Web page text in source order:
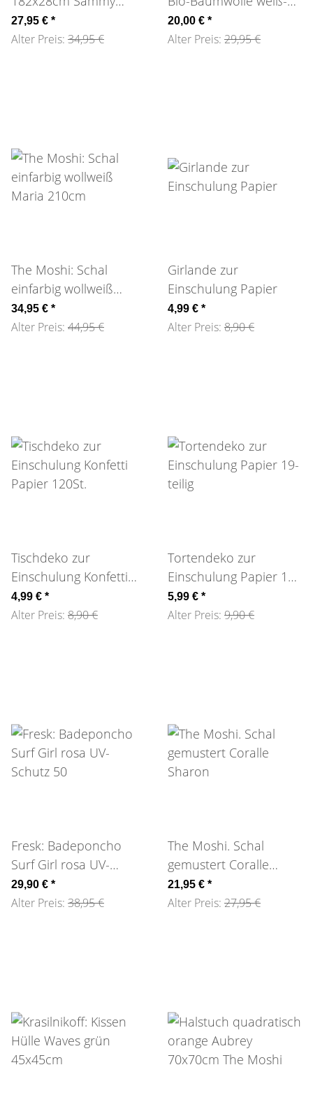
violet
27,95 € *
Alter Preis: 34,95 €
lila
20,00 € *
Alter Preis: 29,95 €
The Moshi: Schal
einfarbig wollweiß
Maria 210cm
34,95 € *
Alter Preis: 44,95 €
Girlande zur
Einschulung Papier
4,99 € *
Alter Preis: 8,90 €
Tischdeko zur
Einschulung Konfetti
Papier 120St.
4,99 € *
Alter Preis: 8,90 €
Tortendeko zur
Einschulung Papier 19-
teilig
5,99 € *
Alter Preis: 9,90 €
Fresk: Badeponcho
Surf Girl rosa UV-
Schutz 50
29,90 € *
Alter Preis: 38,95 €
The Moshi. Schal
gemustert Coralle
Sharon
21,95 € *
Alter Preis: 27,95 €